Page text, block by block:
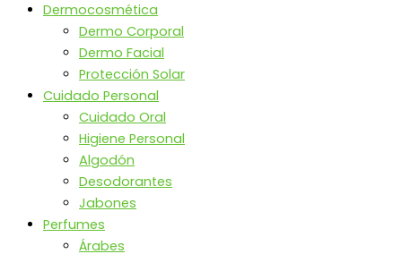
Dermocosmética
Dermo Corporal
Dermo Facial
Protección Solar
Cuidado Personal
Cuidado Oral
Higiene Personal
Algodón
Desodorantes
Jabones
Perfumes
Árabes